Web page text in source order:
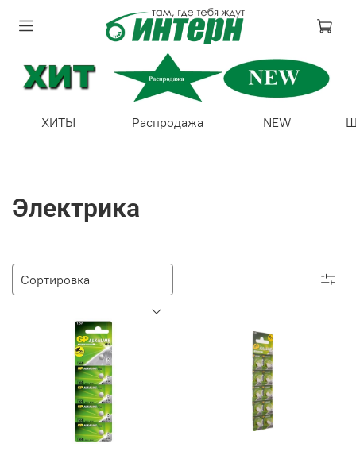
ХИТЫ Распродажа NEW
Электрика